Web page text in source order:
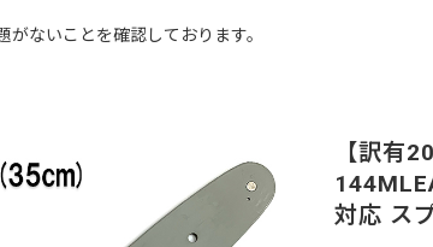
がないことを確認しております。
【訳有
対応 ス